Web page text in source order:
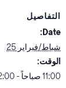
التفاصيل
Date:
شباط/فبراير 25
الوقت:
11:00 صباحاً - 2:00 ظهراً